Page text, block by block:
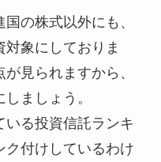
の株式以外にも、
象にしておりま
見られますから、
ましょう。
いる投資信託ランキ
ク付けしているわけ